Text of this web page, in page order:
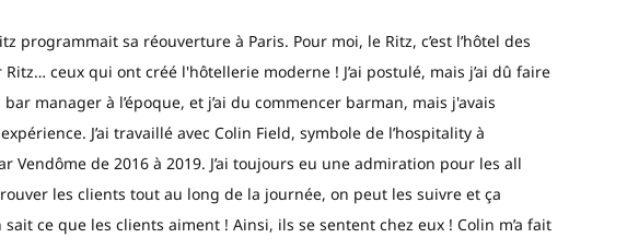
programmait sa réouverture à Paris. Pour moi, le Ritz, c’est l’hôtel des
Ritz… ceux qui ont créé l'hôtellerie moderne ! J’ai postulé, mais j’ai dû faire
manager à l’époque, et j’ai du commencer barman, mais j'avais
J’ai travaillé avec Colin Field, symbole de l’hospitality à
Vendôme de 2016 à 2019. J’ai toujours eu une admiration pour les all
les clients tout au long de la journée, on peut les suivre et ça
ce que les clients aiment ! Ainsi, ils se sentent chez eux ! Colin m’a fait